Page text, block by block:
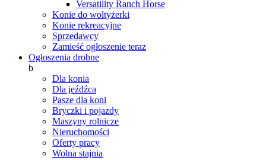
Versatility Ranch Horse
Konie do woltyżerki
Konie rekreacyjne
Sprzedawcy
Zamieść ogłoszenie teraz
Ogłoszenia drobne
b
Dla konia
Dla jeźdźca
Pasze dla koni
Bryczki i pojazdy
Maszyny rolnicze
Nieruchomości
Oferty pracy
Wolna stajnia